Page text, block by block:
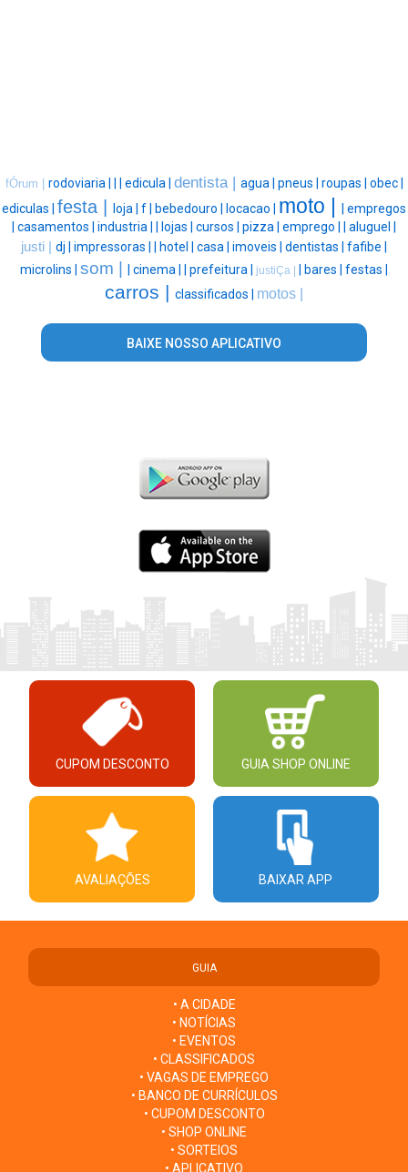
fÓrum | rodoviaria | | | edicula | dentista | agua | pneus | roupas | obec |
ediculas | festa | loja | f | bebedouro | locacao | moto | | empregos
| casamentos | industria | | lojas | cursos | pizza | emprego | | aluguel |
justi | dj | impressoras | | hotel | casa | imoveis | dentistas | fafibe |
microlins | som | | cinema | | prefeitura | justiÇa | | bares | festas |
carros | classificados | motos |
BAIXE NOSSO APLICATIVO
CUPOM DESCONTO GUIA SHOP ONLINE
AVALIAÇÕES BAIXAR APP
GUIA
• A CIDADE
• NOTÍCIAS
• EVENTOS
• CLASSIFICADOS
• VAGAS DE EMPREGO
• BANCO DE CURRÍCULOS
• CUPOM DESCONTO
• SHOP ONLINE
• SORTEIOS
• APLICATIVO